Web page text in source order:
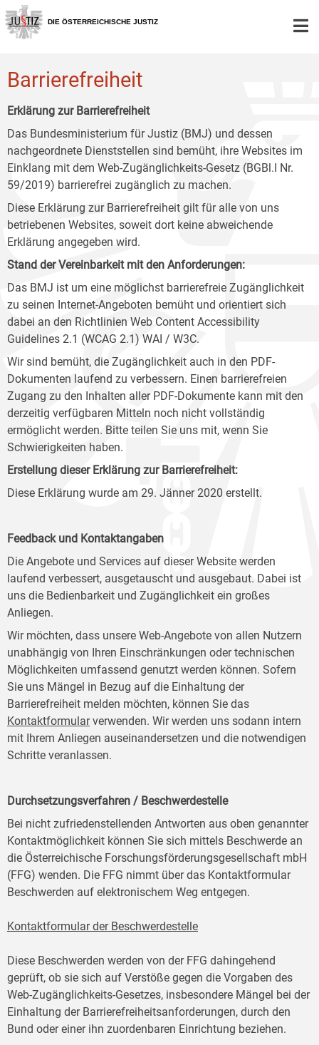
Zur
Hauptnavigation
[1]
Zum
Inhalt
[2]
Zum
Untermenü
[3]
DIE ÖSTERREICHISCHE JUSTIZ
Barrierefreiheit
Erklärung zur Barrierefreiheit
Das Bundesministerium für Justiz (BMJ) und dessen
nachgeordnete Dienststellen sind bemüht, ihre Websites im
Einklang mit dem Web-Zugänglichkeits-Gesetz (BGBl.I Nr.
59/2019) barrierefrei zugänglich zu machen.
Diese Erklärung zur Barrierefreiheit gilt für alle von uns
betriebenen Websites, soweit dort keine abweichende
Erklärung angegeben wird.
Stand der Vereinbarkeit mit den Anforderungen:
Das BMJ ist um eine möglichst barrierefreie Zugänglichkeit
zu seinen Internet-Angeboten bemüht und orientiert sich
dabei an den Richtlinien Web Content Accessibility
Guidelines 2.1 (WCAG 2.1) WAI / W3C.
Wir sind bemüht, die Zugänglichkeit auch in den PDF-
Dokumenten laufend zu verbessern. Einen barrierefreien
Zugang zu den Inhalten aller PDF-Dokumente kann mit den
derzeitig verfügbaren Mitteln noch nicht vollständig
ermöglicht werden. Bitte teilen Sie uns mit, wenn Sie
Schwierigkeiten haben.
Erstellung dieser Erklärung zur Barrierefreiheit:
Diese Erklärung wurde am 29. Jänner 2020 erstellt.
Feedback und Kontaktangaben
Die Angebote und Services auf dieser Website werden
laufend verbessert, ausgetauscht und ausgebaut. Dabei ist
uns die Bedienbarkeit und Zugänglichkeit ein großes
Anliegen.
Wir möchten, dass unsere Web-Angebote von allen Nutzern
unabhängig von Ihren Einschränkungen oder technischen
Möglichkeiten umfassend genutzt werden können. Sofern
Sie uns Mängel in Bezug auf die Einhaltung der
Barrierefreiheit melden möchten, können Sie das
Kontaktformularverwenden. Wir werden uns sodann intern
mit Ihrem Anliegen auseinandersetzen und die notwendigen
Schritte veranlassen.
Durchsetzungsverfahren / Beschwerdestelle
Bei nicht zufriedenstellenden Antworten aus oben genannter
Kontaktmöglichkeit können Sie sich mittels Beschwerde an
die Österreichische Forschungsförderungsgesellschaft mbH
(FFG) wenden. Die FFG nimmt über das Kontaktformular
Beschwerden auf elektronischem Weg entgegen.
Kontaktformular der Beschwerdestelle
Diese Beschwerden werden von der FFG dahingehend
geprüft, ob sie sich auf Verstöße gegen die Vorgaben des
Web-Zugänglichkeits-Gesetzes, insbesondere Mängel bei der
Einhaltung der Barrierefreiheitsanforderungen, durch den
Bund oder einer ihn zuordenbaren Einrichtung beziehen.